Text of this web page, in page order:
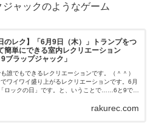
ャックのようなゲーム
のレク】「6月9日（木）」トランプをつ
簡単にできる室内レクリエーション
9ブラップジャック」
誰でもできるレクリエーションです。（＾＾）
ワイワイ盛り上がるレクリエーションです。6月
ロックの日」です。と、いうことで……6と9でつ
rakurec.com